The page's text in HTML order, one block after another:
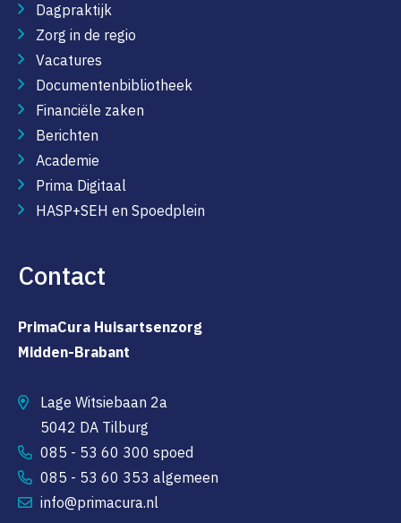
Dagpraktijk
Zorg in de regio
Vacatures
Documentenbibliotheek
Financiële zaken
Berichten
Academie
Prima Digitaal
HASP+SEH en Spoedplein
Contact
PrimaCura Huisartsenzorg
Midden-Brabant
Lage Witsiebaan 2a
5042 DA Tilburg
085 - 53 60 300 spoed
085 - 53 60 353 algemeen
info@primacura.nl